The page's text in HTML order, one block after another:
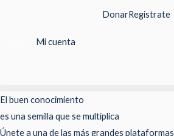
contenido
DonarRegistrate
Mi cuenta
El buen conocimiento
es una semilla que se multiplica
Únete a una de las más grandes